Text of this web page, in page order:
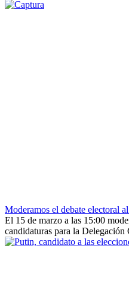
Moderamos el debate electoral
El 15 de marzo a las 15:00
candidaturas para la Delegación